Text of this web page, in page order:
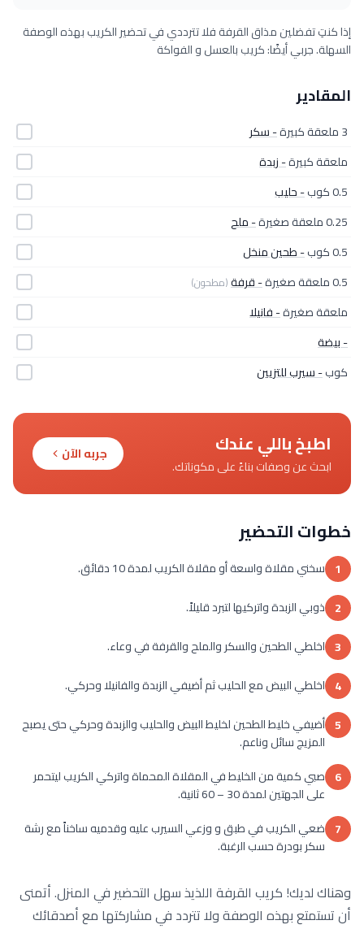
إذا كنتِ تفضلين مذاق القرفة فلا تترددي في تحضير الكريب بهذه الوصفة
السهلة. جربي أيضًا: كريب بالعسل و الفواكة
المقادير
3 ملعقة كبيرة
- سكر
ملعقة كبيرة- زبدة
0.5 كوب
- حليب
0.25 ملعقة صغيرة
- ملح
0.5 كوب
- طحين منخل
0.5 ملعقة صغيرة
- قرفة(مطحون)
ملعقة صغيرة- فانيلا
- بيضة
كوب- سيرب للتزيين
اطبخ باللي عندك
ابحث عن وصفات بناءً على مكوناتك.
جربه الآن
خطوات التحضير
1 سخني مقلاة واسعة أو مقلاة الكريب لمدة 10 دقائق.
2 ذوبي الزبدة واتركيها لتبرد قليلاً.
3 اخلطي الطحين والسكر والملح والقرفة في وعاء.
4 اخلطي البيض مع الحليب ثم أضيفي الزبدة والفانيلا وحركي.
5 أضيفي خليط الطحين لخليط البيض والحليب والزبدة وحركي حتى يصبح
المزيج سائل وناعم.
6 صبي كمية من الخليط في المقلاة المحماة واتركي الكريب ليتحمر
على الجهتين لمدة 30 – 60 ثانية.
7 ضعي الكريب في طبق و وزعي السيرب عليه وقدميه ساخناً مع رشة
سكر بودرة حسب الرغبة.
وهناك لديك! كريب القرفة اللذيذ سهل التحضير في المنزل. أتمنى
أن تستمتع بهذه الوصفة ولا تتردد في مشاركتها مع أصدقائك